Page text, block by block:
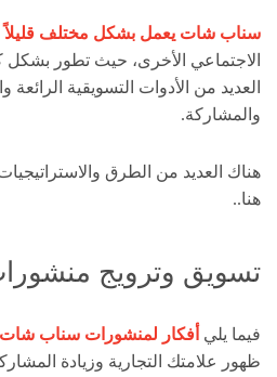
سناب شات يعمل بشكل مختلف قليلاً
الاجتماعي الأخرى، حيث تطور بشكل
العديد من الأدوات التسويقية الرائعة
والمشاركة.
هناك العديد من الطرق
هنا..
تسويق وترويج
فيما يلي أفكار لمنشورات سناب شات
ظهور علامتك التجارية وزيادة المشاركة